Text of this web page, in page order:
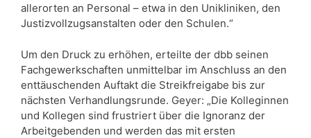
allerorten an Personal – etwa in den Unikliniken, den
Justizvollzugsanstalten oder den Schulen.“
Um den Druck zu erhöhen, erteilte der dbb seinen
Fachgewerkschaften unmittelbar im Anschluss an den
enttäuschenden Auftakt die Streikfreigabe bis zur
nächsten Verhandlungsrunde. Geyer: „Die Kolleginnen
und Kollegen sind frustriert über die Ignoranz der
Arbeitgebenden und werden das mit ersten